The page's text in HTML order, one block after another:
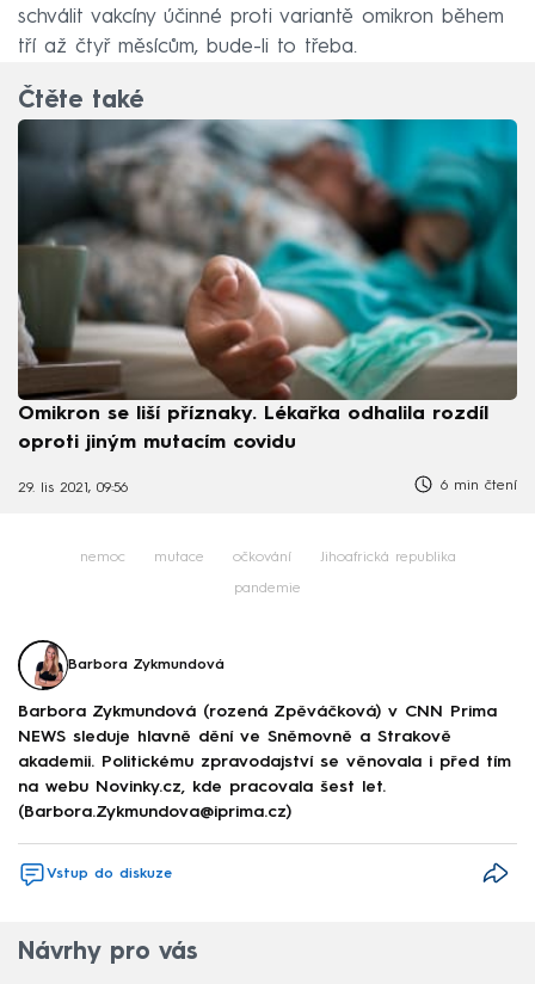
schválit vakcíny účinné proti variantě omikron během
tří až čtyř měsícům, bude-li to třeba.
Čtěte také
Omikron se liší příznaky. Lékařka odhalila rozdíl
oproti jiným mutacím covidu
29. lis 2021, 09:56 6 min čtení
nemoc mutace očkování Jihoafrická republika
pandemie
Barbora Zykmundová
Barbora Zykmundová (rozená Zpěváčková) v CNN Prima
NEWS sleduje hlavně dění ve Sněmovně a Strakově
akademii. Politickému zpravodajství se věnovala i před tím
na webu Novinky.cz, kde pracovala šest let.
(Barbora.Zykmundova@iprima.cz)
Vstup do diskuze
Návrhy pro vás